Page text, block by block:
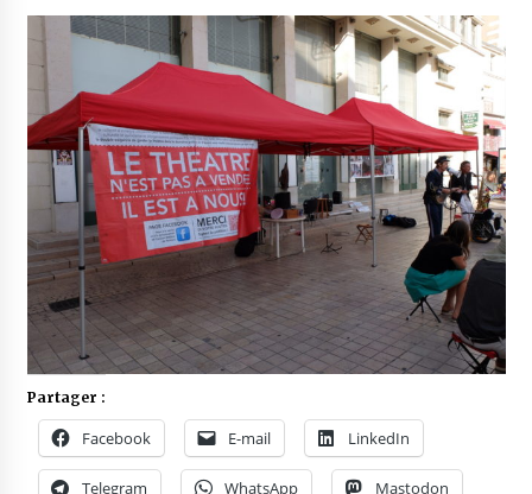
Partager :
Facebook E-mail LinkedIn
Telegram WhatsApp Mastodon